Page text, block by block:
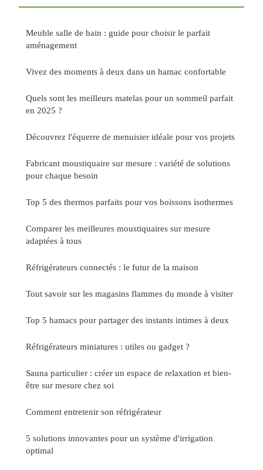
Meuble salle de bain : guide pour choisir le parfait
aménagement
Vivez des moments à deux dans un hamac confortable
Quels sont les meilleurs matelas pour un sommeil parfait
en 2025 ?
Découvrez l'équerre de menuisier idéale pour vos projets
Fabricant moustiquaire sur mesure : variété de solutions
pour chaque besoin
Top 5 des thermos parfaits pour vos boissons isothermes
Comparer les meilleures moustiquaires sur mesure
adaptées à tous
Réfrigérateurs connectés : le futur de la maison
Tout savoir sur les magasins flammes du monde à visiter
Top 5 hamacs pour partager des instants intimes à deux
Réfrigérateurs miniatures : utiles ou gadget ?
Sauna particulier : créer un espace de relaxation et bien-
être sur mesure chez soi
Comment entretenir son réfrigérateur
5 solutions innovantes pour un système d'irrigation
optimal